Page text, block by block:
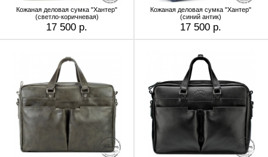
Кожаная деловая сумка "Хантер"
(светло-коричневая)
17 500 р.
Кожаная деловая сумка "Хантер"
(синий антик)
17 500 р.